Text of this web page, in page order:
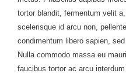
tortor blandit, fermentum velit
scelerisque id arcu non,
condimentum libero sapien,
Nulla commodo massa eu
faucibus tortor ac arcu